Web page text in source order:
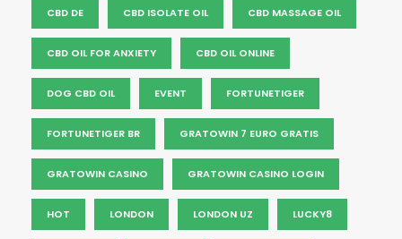
CBD DE CBD ISOLATE OIL CBD MASSAGE OIL
CBD OIL FOR ANXIETY CBD OIL ONLINE
DOG CBD OIL EVENT FORTUNETIGER
FORTUNETIGER BR GRATOWIN 7 EURO GRATIS
GRATOWIN CASINO GRATOWIN CASINO LOGIN
HOT LONDON LONDON UZ LUCKY8